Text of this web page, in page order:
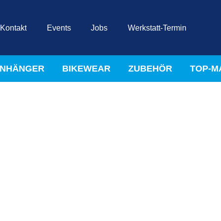
Kontakt Events Jobs Werkstatt-Termin
BIKEWEAR ZUBEHÖR TOP-